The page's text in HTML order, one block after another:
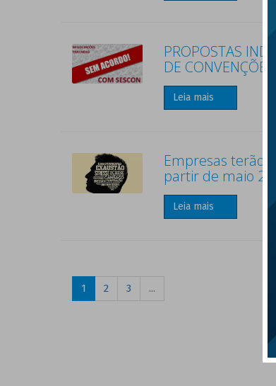
PROPOSTAS
DE CONVENÇÕES
Leia mais
Empresas terão
partir de maio
Leia mais
1 2 3 ...